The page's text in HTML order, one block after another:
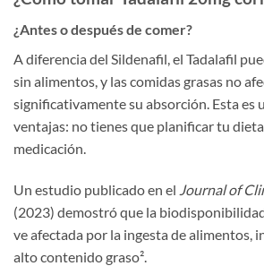
¿Antes o después de comer?
A diferencia del Sildenafil, el Tadalafil
sin alimentos, y las comidas grasas no
significativamente su absorción. Esta es
ventajas: no tienes que planificar tu
medicación.
Un estudio publicado en el Journal of
(2023) demostró que la
ve afectada por la ingesta de alimentos,
alto contenido graso²